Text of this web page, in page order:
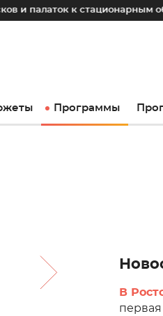
к стационарным объектам
Программы
В